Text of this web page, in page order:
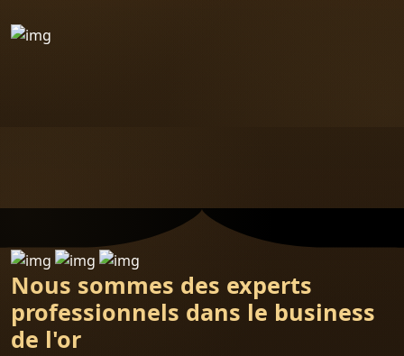
Nous sommes des experts
professionnels dans le business
de l'or